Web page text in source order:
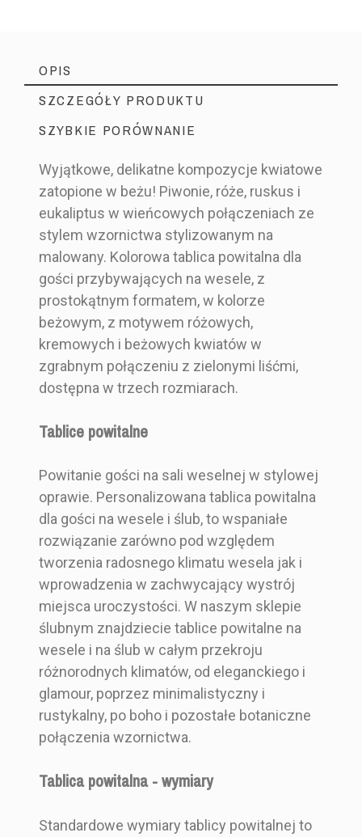
OPIS
SZCZEGÓŁY PRODUKTU
SZYBKIE PORÓWNANIE
Wyjątkowe, delikatne kompozycje kwiatowe
zatopione w beżu! Piwonie, róże, ruskus i
eukaliptus w wieńcowych połączeniach ze
stylem wzornictwa stylizowanym na
malowany. Kolorowa tablica powitalna dla
gości przybywających na wesele, z
prostokątnym formatem, w kolorze
beżowym, z motywem różowych,
kremowych i beżowych kwiatów w
zgrabnym połączeniu z zielonymi liśćmi,
dostępna w trzech rozmiarach.
Tablice powitalne
Powitanie gości na sali weselnej w stylowej
oprawie. Personalizowana tablica powitalna
dla gości na wesele i ślub, to wspaniałe
rozwiązanie zarówno pod względem
tworzenia radosnego klimatu wesela jak i
wprowadzenia w zachwycający wystrój
miejsca uroczystości. W naszym sklepie
ślubnym znajdziecie tablice powitalne na
wesele i na ślub w całym przekroju
różnorodnych klimatów, od eleganckiego i
glamour, poprzez minimalistyczny i
rustykalny, po boho i pozostałe botaniczne
połączenia wzornictwa.
Tablica powitalna - wymiary
Standardowe wymiary tablicy powitalnej to
Marka Producent Ślubny
Indeks BH2_TP1-1P_B350_R4_ALX
Styl
Boho
Botaniczny
Kolor
Beżowy
50x70 cm
60x90 cm
Zestaw Zawiera
Tablicę powitaln
ą
Rodzaj Składani
A
Pojedyncza kart
a
Tablica
powitalna
dla gości
weselnych
-
powitalna
dla gości
weselnych
Tablica
powitalna
weselnych
weselnych
53,00 zł 45,00 zł 45,00 zł 45,00 zł
Elegancki i
Glamour
Malowany Malowany Greenery
Niebieski Niebieski Różowy Biały
30x40 cm 30x40 cm 30x40 cm 30x40 cm
Prostokąt Prostokąt
Tablicę
powitalną
Tablicę
powitalną
Tablicę
powitalną
Tablicę
Pojedyncza
Pojedyncza